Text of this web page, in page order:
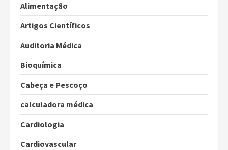
Alimentação
Artigos Científicos
Auditoria Médica
Bioquímica
Cabeça e Pescoço
calculadora médica
Cardiologia
Cardiovascular